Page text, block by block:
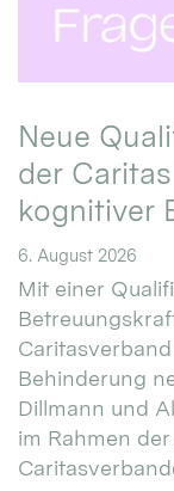
Neue
der
kognitiver
6. August 2026
Mit einer
Behinderung
Dillmann und
im Rahmen